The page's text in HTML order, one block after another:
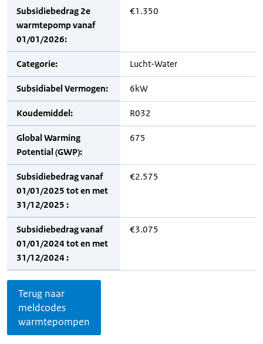
Subsidiebedrag 2e
warmtepomp vanaf
01/01/2026:
€1.350
Categorie: Lucht-Water
Subsidiabel Vermogen: 6kW
Koudemiddel: R032
Global Warming
Potential (GWP):
675
Subsidiebedrag vanaf
01/01/2025 tot en met
31/12/2025 :
€2.575
Subsidiebedrag vanaf
01/01/2024 tot en met
31/12/2024 :
€3.075
Terug naar
meldcodes
warmtepompen